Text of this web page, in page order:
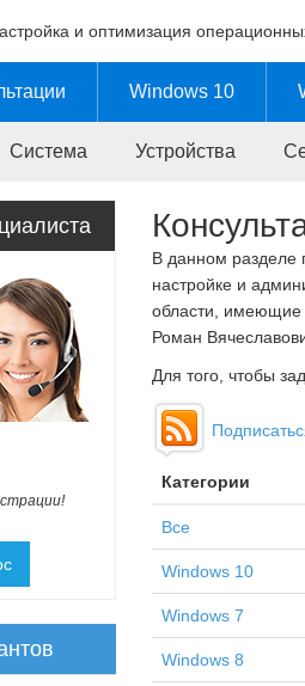
и оптимизация
Windows 10
Система Устройства
В данном разделе
настройке и
области, имеющие
Роман
Для того, чтобы
Категории
Все
Windows 10
Windows 7
Windows 8